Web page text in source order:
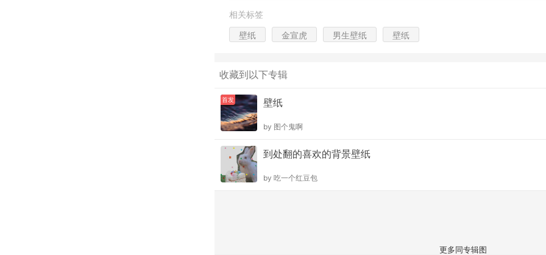
相关标签
壁纸 金宣虎 男生壁纸 壁纸
收藏到以下专辑
首发 壁纸
by 图个鬼啊
到处翻的喜欢的背景壁纸
by 吃一个红豆包
更多同专辑图